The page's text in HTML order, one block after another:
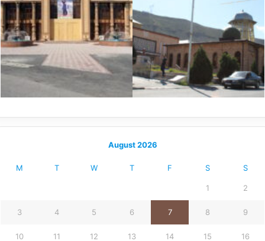
August 2026
M T W T F S S
1 2
3 4 5 6 7 8 9
10 11 12 13 14 15 16